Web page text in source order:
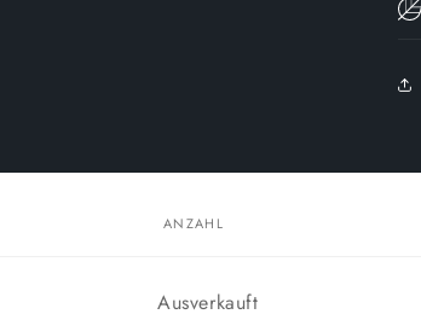
ANZAHL
Anzahl
Ausverkauft